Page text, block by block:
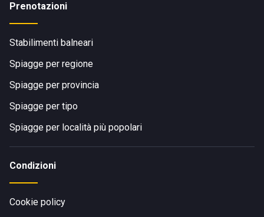
Prenotazioni
Stabilimenti balneari
Spiagge per regione
Spiagge per provincia
Spiagge per tipo
Spiagge per località più popolari
Condizioni
Cookie policy